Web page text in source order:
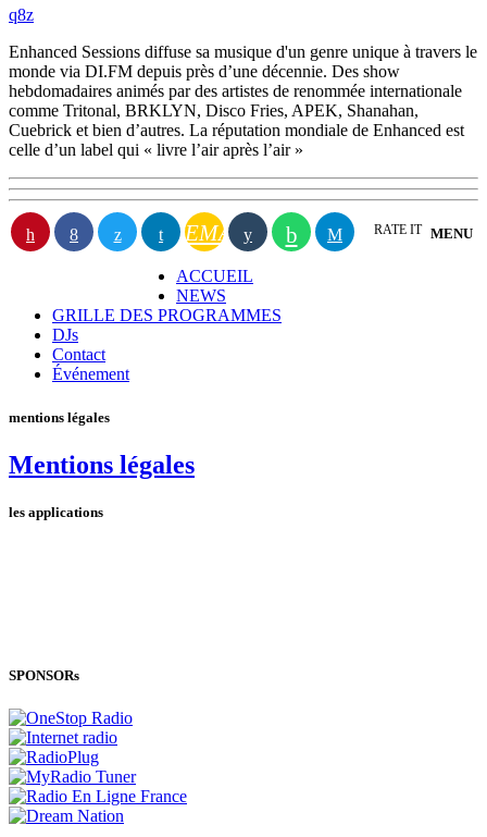
Enhanced Sessions diffuse sa musique d'un genre unique à travers le
monde via DI.FM depuis près d’une décennie. Des show
hebdomadaires animés par des artistes de renommée internationale
comme Tritonal, BRKLYN, Disco Fries, APEK, Shanahan,
Cuebrick et bien d’autres. La réputation mondiale de Enhanced est
celle d’un label qui « livre l’air après l’air »
EMAIL RATE IT MENU
ACCUEIL
NEWS
GRILLE DES PROGRAMMES
DJs
Contact
Événement
mentions légales
Mentions légales
les applications
SPONSORs